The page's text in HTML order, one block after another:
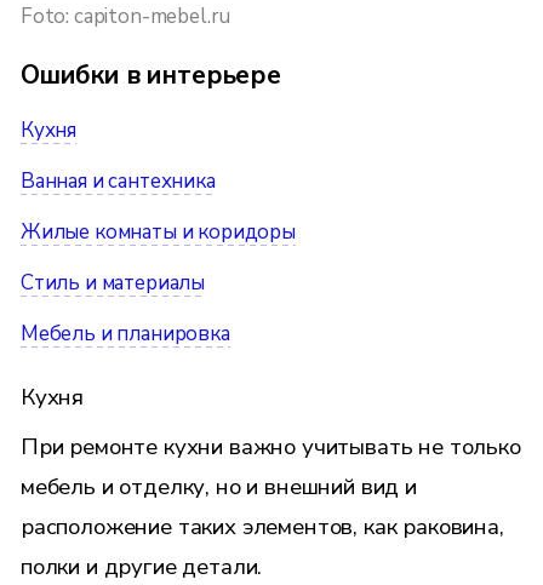
Foto: capiton-mebel.ru
Ошибки в интерьере
Кухня
Ванная и сантехника
Жилые комнаты и коридоры
Стиль и материалы
Мебель и планировка
Кухня
При ремонте кухни важно учитывать не только
мебель и отделку, но и внешний вид и
расположение таких элементов, как раковина,
полки и другие детали.